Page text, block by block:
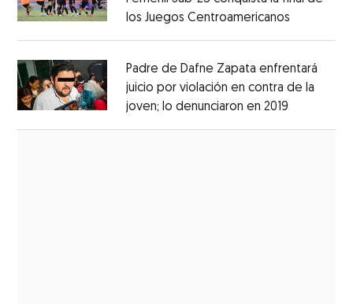
los Juegos Centroamericanos
Padre de Dafne Zapata enfrentará
juicio por violación en contra de la
joven; lo denunciaron en 2019